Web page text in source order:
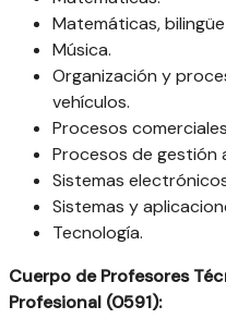
Matemáticas, bilingüe
Música.
Organización y
vehículos.
Procesos
Procesos de gestión
Sistemas
Sistemas y
Tecnología.
Cuerpo de Profesores
Profesional (0591):